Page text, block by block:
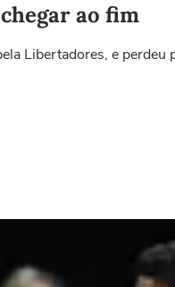
ao fim
Libertadores, e perdeu